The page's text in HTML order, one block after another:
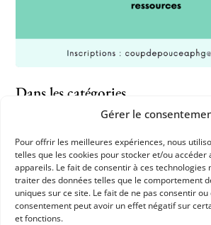
Gérer le
Pour offrir les meilleures expériences, nous
telles que les cookies pour stocker et/ou accéder
appareils. Le fait de consentir à ces technologies
traiter des données telles que le comportement
uniques sur ce site. Le fait de ne pas consentir
consentement peut avoir un effet négatif sur
et fonctions.
Dans les catégories
CONCOURS DE RECRUTEMENT
RESSOURCES
HISTOIRE CONTEMPORAINE
TEMPS MODERNES
COUP DE POUCE AGRÉGATION INTERNE